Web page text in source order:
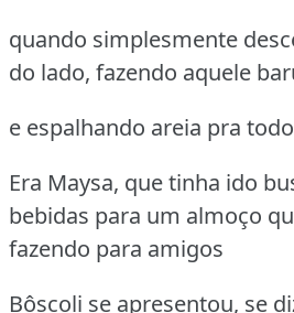
quando simplesmente
do lado, fazendo aquele
e espalhando areia pra
Era Maysa, que tinha ido
bebidas para um almoço
fazendo para amigos
Bôscoli se apresentou, se